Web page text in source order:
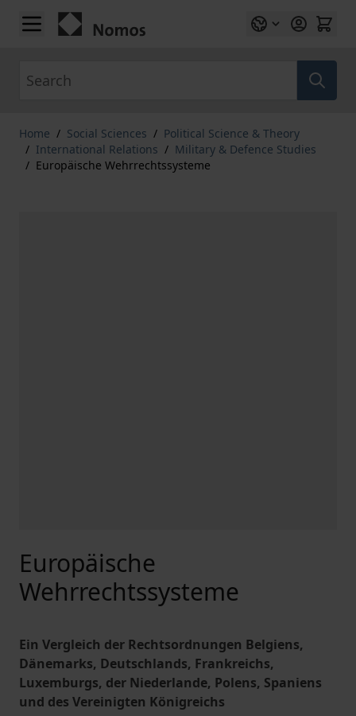
Skip to Content
Home / Social Sciences / Political Science & Theory
/ International Relations / Military & Defence Studies
/ Europäische Wehrrechtssysteme
Europäische
Wehrrechtssysteme
Ein Vergleich der Rechtsordnungen Belgiens,
Dänemarks, Deutschlands, Frankreichs,
Luxemburgs, der Niederlande, Polens, Spaniens
und des Vereinigten Königreichs